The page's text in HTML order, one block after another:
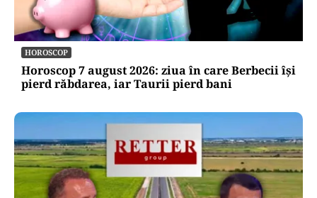
HOROSCOP
Horoscop 7 august 2026: ziua în care Berbecii își
pierd răbdarea, iar Taurii pierd bani